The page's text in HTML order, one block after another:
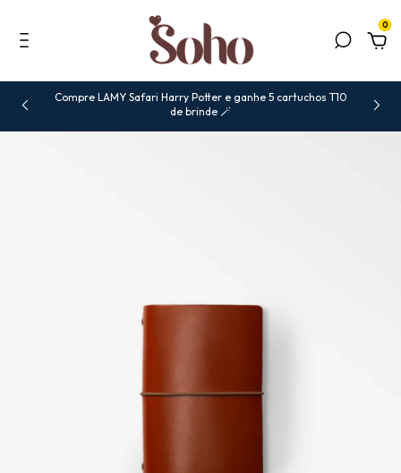
0
Compre LAMY Safari Harry Potter e ganhe 5 cartuchos T10
de brinde 🪄